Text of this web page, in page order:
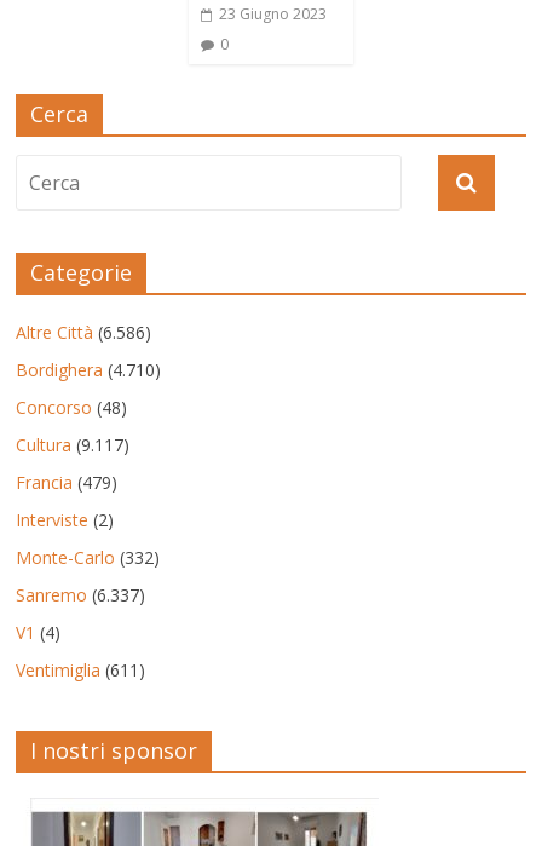
23 Giugno 2023
0
Cerca
Categorie
Altre Città (6.586)
Bordighera (4.710)
Concorso (48)
Cultura (9.117)
Francia (479)
Interviste (2)
Monte-Carlo (332)
Sanremo (6.337)
V1 (4)
Ventimiglia (611)
I nostri sponsor